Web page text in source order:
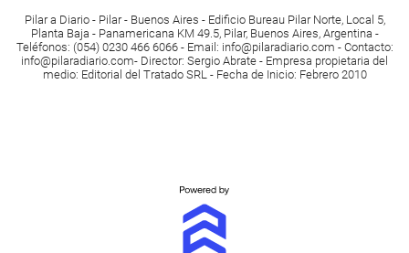
Pilar a Diario - Pilar - Buenos Aires - Edificio Bureau Pilar Norte, Local 5,
Planta Baja - Panamericana KM 49.5, Pilar, Buenos Aires, Argentina -
Teléfonos: (054) 0230 466 6066 - Email : info@pilaradiario.com - Contacto:
info@pilaradiario.com- Director: Sergio Abrate - Empresa propietaria del
medio: Editorial del Tratado SRL - Fecha de Inicio: Febrero 2010